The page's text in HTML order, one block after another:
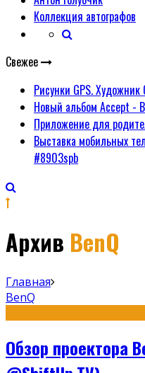
Коллекция автографов
Свежее
Рисунки GPS.
Новый альбом Accept -
Приложение для
Выставка мобильных
#8903spb
Архив BenQ
Главная
BenQ
Обзор проектора